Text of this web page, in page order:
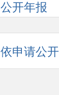
公开年报
依申请公开